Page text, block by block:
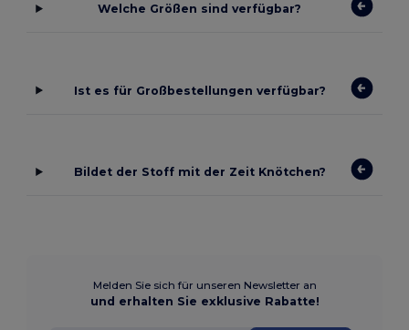
Welche Größen sind verfügbar?
Ist es für Großbestellungen verfügbar?
Bildet der Stoff mit der Zeit Knötchen?
Melden Sie sich für unseren Newsletter an
und erhalten Sie exklusive Rabatte!